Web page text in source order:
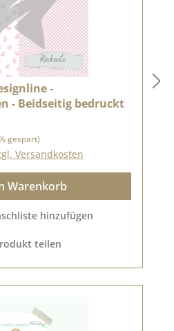
-
- Beidseitig bedruckt
gespart)
Versandkosten
Warenkorb
hinzufügen
teilen